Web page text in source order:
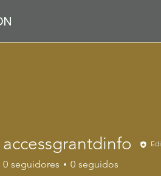
accessgrantdinfo
0 seguidores 0 seguidos